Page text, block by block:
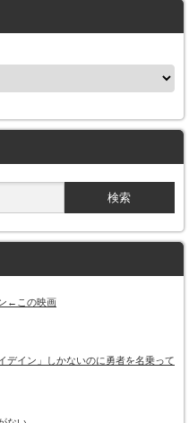
←この映画
デイン」しかないのに勇者を名乗って